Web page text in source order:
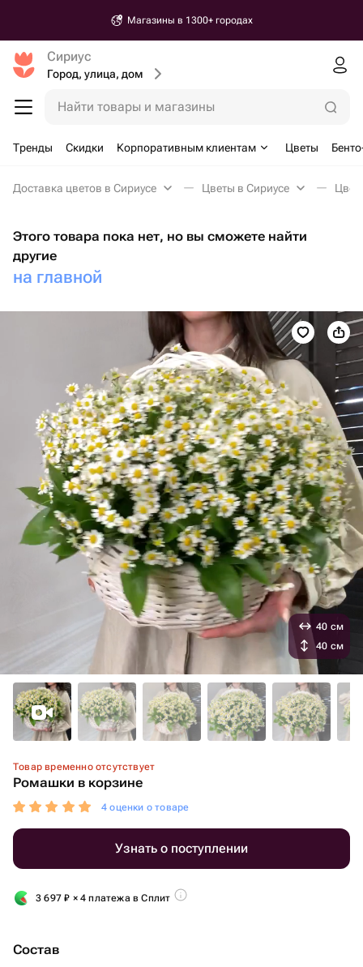
Магазины в 1300+ городах
Сириус
Город, улица, дом
Найти товары и магазины
Тренды Скидки Корпоративным клиентам Цветы
Доставка цветов в Сириусе Цветы в Сириусе
Этого товара пока нет, но вы сможете найти
другие
на главной
Товар временно отсутствует
Ромашки в корзине
4 оценки о товаре
Узнать о поступлении
3 697₽ × 4 платежа в Сплит
Состав
40 см
40 см